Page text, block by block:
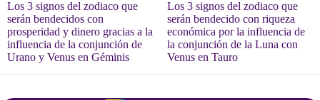
Los 3 signos del zodiaco que
serán bendecidos con
prosperidad y dinero gracias a la
influencia de la conjunción de
Urano y Venus en Géminis
Los 3 signos del zodiaco que
serán bendecido con riqueza
económica por la influencia de
la conjunción de la Luna con
Venus en Tauro